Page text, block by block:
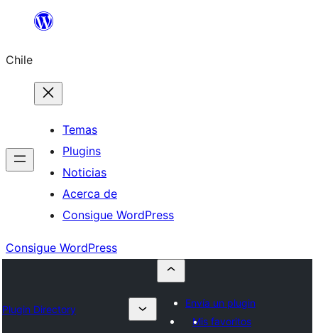
Saltar
contenido
Chile
Temas
Plugins
Noticias
Acerca de
Consigue WordPress
Consigue WordPress
Plugin Directory
Envía un plugin
Mis favoritos